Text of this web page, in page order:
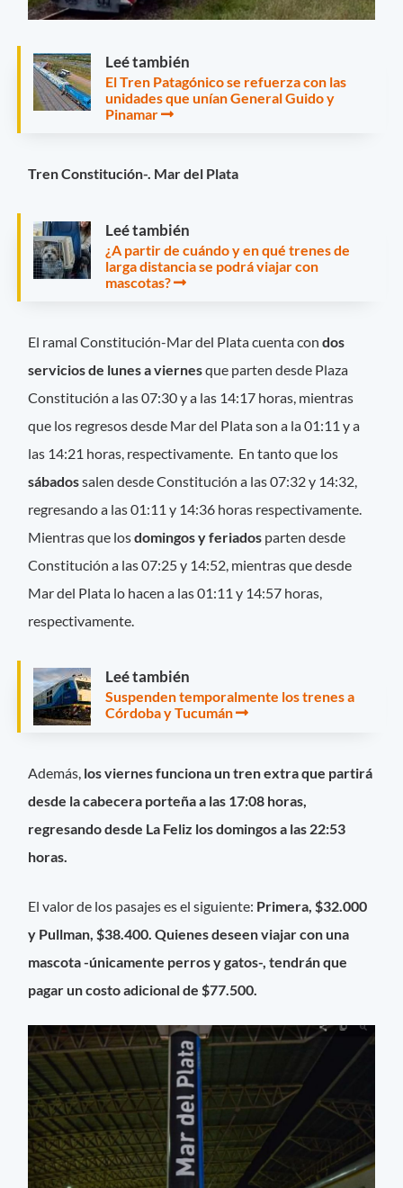
Leé también
El Tren Patagónico se refuerza con las
unidades que unían General Guido y
Pinamar
Tren Constitución-. Mar del Plata
Leé también
¿A partir de cuándo y en qué trenes de
larga distancia se podrá viajar con
mascotas?
El ramal Constitución-Mar del Plata cuenta condos
servicios de lunes a viernesque parten desde Plaza
Constitución a las 07:30 y a las 14:17 horas, mientras
que los regresos desde Mar del Plata son a la 01:11 y a
las 14:21 horas, respectivamente. En tanto que los
sábadossalen desde Constitución a las 07:32 y 14:32,
regresando a las 01:11 y 14:36 horas respectivamente.
Mientras que losdomingos y feriados parten desde
Constitución a las 07:25 y 14:52, mientras que desde
Mar del Plata lo hacen a las 01:11 y 14:57 horas,
respectivamente.
Leé también
Suspenden temporalmente los trenes a
Córdoba y Tucumán
Además, los viernes funciona un tren extra que partirá
desde la cabecera porteña a las 17:08 horas,
regresando desde La Feliz los domingos a las 22:53
horas.
El valor de los pasajes es el siguiente: Primera, $32.000
y Pullman, $38.400. Quienes deseen viajar con una
mascota -únicamente perros y gatos-, tendrán que
pagar un costo adicional de $77.500.